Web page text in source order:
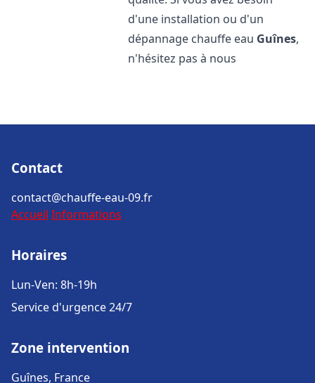
d'une installation ou d'un
dépannage chauffe eau Guînes,
n'hésitez pas à nous
Contact
contact@chauffe-eau-09.fr
Accueil Informations
Horaires
Lun-Ven: 8h-19h
Service d'urgence 24/7
Zone intervention
Guînes, France